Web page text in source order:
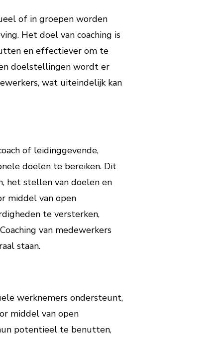
of in groepen worden
Het doel van coaching is
en effectiever om te
doelstellingen wordt er
wat uiteindelijk kan
of leidinggevende,
doelen te bereiken. Dit
het stellen van doelen en
middel van open
te versterken,
van medewerkers
staan.
werknemers ondersteunt,
middel van open
potentieel te benutten,